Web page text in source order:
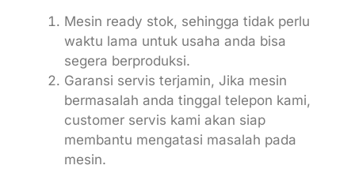
Mesin ready stok, sehingga tidak perlu
waktu lama untuk usaha anda bisa
segera berproduksi.
Garansi servis terjamin, Jika mesin
bermasalah anda tinggal telepon kami,
customer servis kami akan siap
membantu mengatasi masalah pada
mesin.